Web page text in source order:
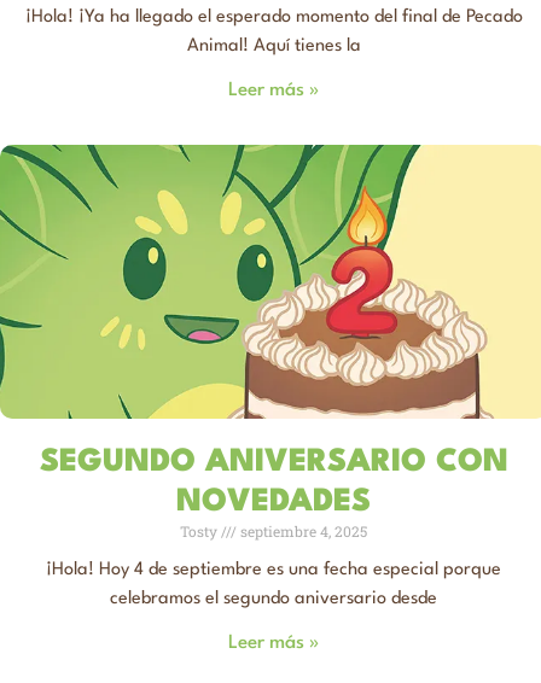
¡Hola! ¡Ya ha llegado el esperado momento del final de Pecado
Animal! Aquí tienes la
Leer más »
SEGUNDO ANIVERSARIO CON
NOVEDADES
Tosty septiembre 4, 2025
¡Hola! Hoy 4 de septiembre es una fecha especial porque
celebramos el segundo aniversario desde
Leer más »